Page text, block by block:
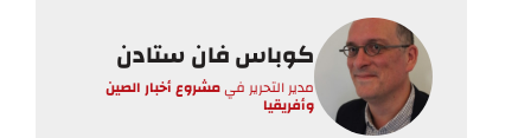
كوباس فان ستادن
مدير التحرير فيمشروع أخبار الصين
وأفريقيا